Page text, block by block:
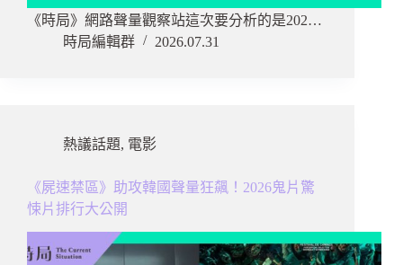
《時局》網路聲量觀察站這次要分析的是202…
時局編輯群
2026.07.31
熱議話題, 電影
《屍速禁區》助攻韓國聲量狂飆！2026鬼片驚
悚片排行大公開